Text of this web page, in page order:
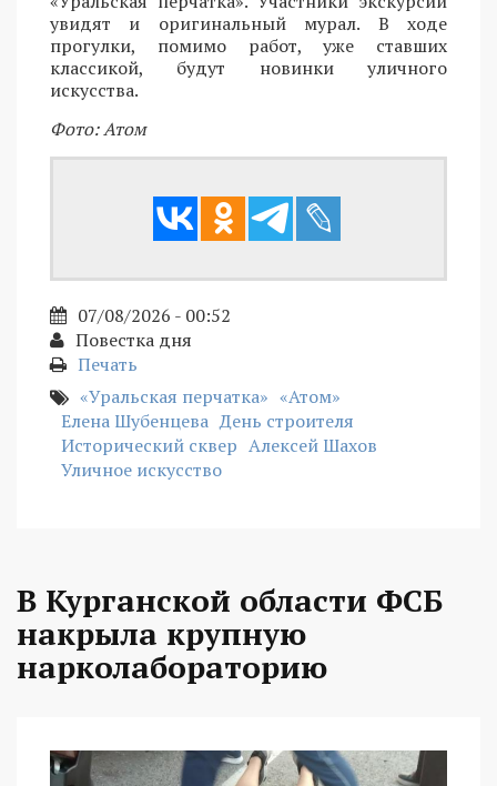
увидят и оригинальный мурал. В ходе
прогулки, помимо работ, уже ставших
классикой, будут новинки уличного
искусства.
Фото: Атом
07/08/2026 - 00:52
Повестка дня
Печать
«Уральская перчатка» «Атом»
Елена Шубенцева День строителя
Исторический сквер Алексей Шахов
Уличное искусство
В Курганской области ФСБ
накрыла крупную
нарколабораторию